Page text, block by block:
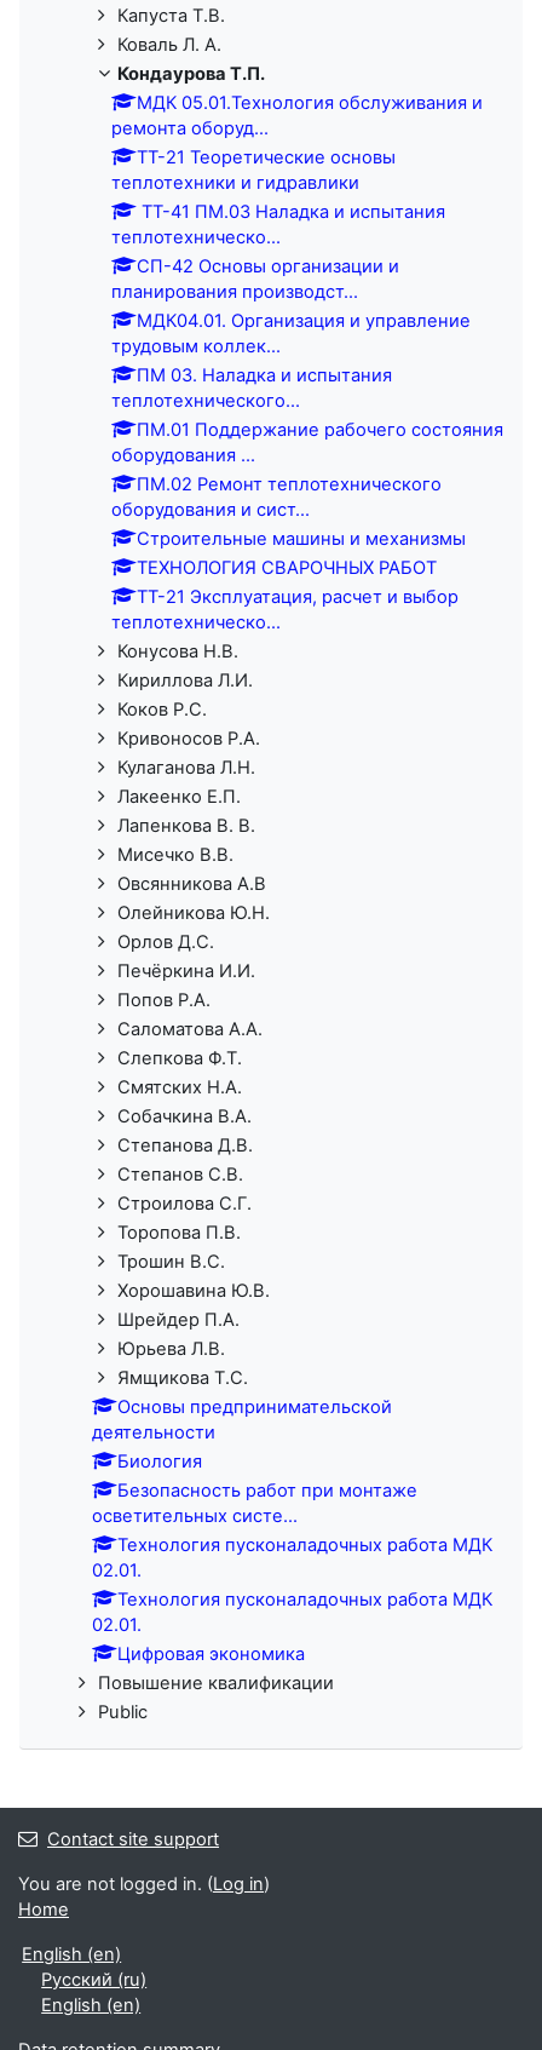
Капуста Т.В.
Коваль Л. А.
Кондаурова Т.П.
МДК 05.01.Технология обслуживания и
ремонта оборуд...
ТТ-21 Теоретические основы
теплотехники и гидравлики
ТТ-41 ПМ.03 Наладка и испытания
теплотехническо...
СП-42 Основы организации и
планирования производст...
МДК04.01. Организация и управление
трудовым коллек...
ПМ 03. Наладка и испытания
теплотехнического...
ПМ.01 Поддержание рабочего состояния
оборудования ...
ПМ.02 Ремонт теплотехнического
оборудования и сист...
Строительные машины и механизмы
ТЕХНОЛОГИЯ СВАРОЧНЫХ РАБОТ
ТТ-21 Эксплуатация, расчет и выбор
теплотехническо...
Конусова Н.В.
Кириллова Л.И.
Коков Р.С.
Кривоносов Р.А.
Кулаганова Л.Н.
Лакеенко Е.П.
Лапенкова В. В.
Мисечко В.В.
Овсянникова А.В
Олейникова Ю.Н.
Орлов Д.С.
Печёркина И.И.
Попов Р.А.
Саломатова А.А.
Слепкова Ф.Т.
Смятских Н.А.
Собачкина В.А.
Степанова Д.В.
Степанов С.В.
Строилова С.Г.
Торопова П.В.
Трошин В.С.
Хорошавина Ю.В.
Шрейдер П.А.
Юрьева Л.В.
Ямщикова Т.С.
Основы предпринимательской
деятельности
Биология
Безопасность работ при монтаже
осветительных систе...
Технология пусконаладочных работа МДК
02.01.
Технология пусконаладочных работа МДК
02.01.
Цифровая экономика
Повышение квалификации
Public
Contact site support
You are not logged in. (Log in)
Home
English ‎(en)‎
Русский ‎(ru)‎
English ‎(en)‎